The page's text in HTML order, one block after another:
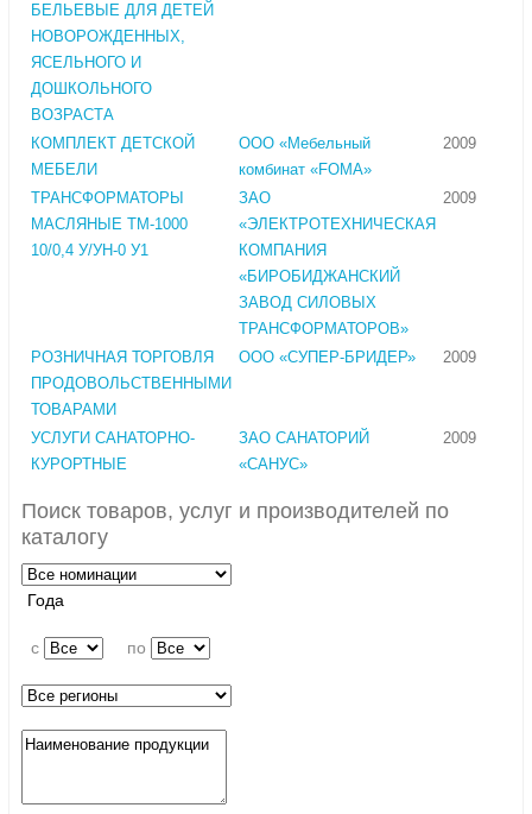
БЕЛЬЕВЫЕ ДЛЯ ДЕТЕЙ
НОВОРОЖДЕННЫХ,
ЯСЕЛЬНОГО И
ДОШКОЛЬНОГО
ВОЗРАСТА
КОМПЛЕКТ ДЕТСКОЙ
МЕБЕЛИ
ООО «Мебельный
комбинат «FOMA»
2009
ТРАНСФОРМАТОРЫ
МАСЛЯНЫЕ ТМ-1000
10/0,4 У/УН-0 У1
ЗАО
«ЭЛЕКТРОТЕХНИЧЕСКАЯ
КОМПАНИЯ
«БИРОБИДЖАНСКИЙ
ЗАВОД СИЛОВЫХ
ТРАНСФОРМАТОРОВ»
2009
РОЗНИЧНАЯ ТОРГОВЛЯ
ПРОДОВОЛЬСТВЕННЫМИ
ТОВАРАМИ
ООО «СУПЕР-БРИДЕР» 2009
УСЛУГИ САНАТОРНО-
КУРОРТНЫЕ
ЗАО САНАТОРИЙ
«САНУС»
2009
Поиск товаров, услуг и производителей по
каталогу
Года
c по